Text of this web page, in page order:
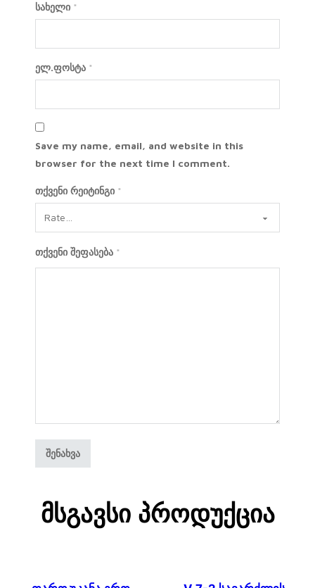
სახელი *
ელ.ფოსტა *
Save my name, email, and website in this
browser for the next time I comment.
თქვენი რეიტინგი *
თქვენი შეფასება *
Მსგავსი Პროდუქცია